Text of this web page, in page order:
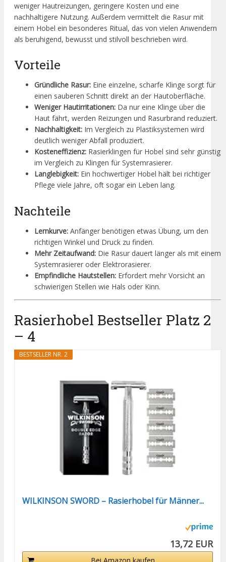
weniger Hautreizungen, geringere Kosten und eine
nachhaltigere Nutzung. Außerdem vermittelt die Rasur mit
einem Hobel ein besonderes Ritual, das von vielen Anwendern
als beruhigend, bewusst und stilvoll beschrieben wird.
Vorteile
Gründliche Rasur: Eine einzelne, scharfe Klinge sorgt für
einen sauberen Schnitt direkt an der Hautoberfläche.
Weniger Hautirritationen: Da nur eine Klinge über die
Haut fährt, werden Reizungen und Rasurbrand reduziert.
Nachhaltigkeit: Im Vergleich zu Plastiksystemen wird
deutlich weniger Abfall produziert.
Kosteneffizienz: Rasierklingen für Hobel sind sehr günstig
im Vergleich zu Klingen für Systemrasierer.
Langlebigkeit: Ein hochwertiger Hobel hält bei richtiger
Pflege viele Jahre, oft sogar ein Leben lang.
Nachteile
Lernkurve: Anfänger benötigen etwas Übung, um den
richtigen Winkel und Druck zu finden.
Mehr Zeitaufwand: Die Rasur dauert länger als mit einem
Systemrasierer oder Elektrorasierer.
Empfindliche Hautstellen: Erfordert mehr Vorsicht an
schwierigen Stellen wie Hals oder Kinn.
Rasierhobel Bestseller Platz 2
– 4
BESTSELLER NR. 2
WILKINSON SWORD – Rasierhobel für Männer...
13,72 EUR